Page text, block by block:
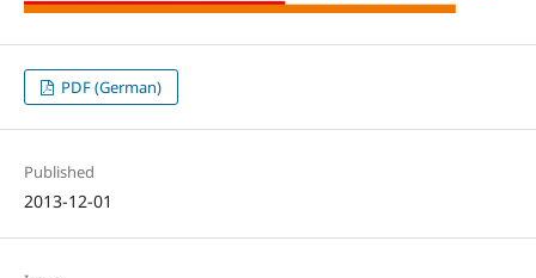
PDF (German)
Published
2013-12-01